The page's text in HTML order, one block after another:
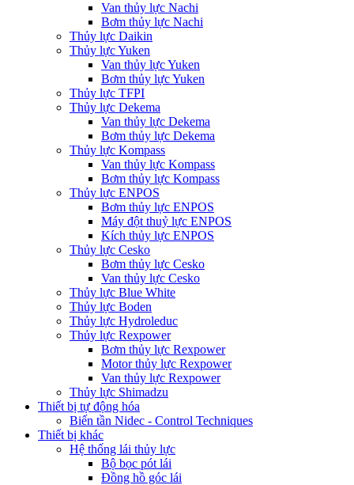
Van thủy lực Nachi
Bơm thủy lực Nachi
Thủy lực Daikin
Thủy lực Yuken
Van thủy lực Yuken
Bơm thủy lực Yuken
Thủy lực TFPI
Thủy lực Dekema
Van thủy lực Dekema
Bơm thủy lực Dekema
Thủy lực Kompass
Van thủy lực Kompass
Bơm thủy lực Kompass
Thủy lực ENPOS
Bơm thủy lực ENPOS
Máy đột thuỷ lực ENPOS
Kích thủy lực ENPOS
Thủy lực Cesko
Bơm thủy lực Cesko
Van thủy lực Cesko
Thủy lực Blue White
Thủy lực Boden
Thủy lực Hydroleduc
Thủy lực Rexpower
Bơm thủy lực Rexpower
Motor thủy lực Rexpower
Van thủy lực Rexpower
Thủy lực Shimadzu
Thiết bị tự động hóa
Biến tần Nidec - Control Techniques
Thiết bị khác
Hệ thống lái thủy lực
Bộ bọc pót lái
Đồng hồ góc lái